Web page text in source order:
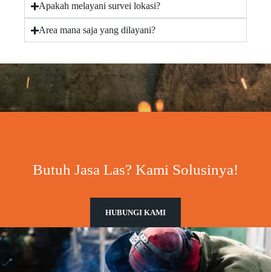
Apakah melayani survei lokasi?
Area mana saja yang dilayani?
Butuh Jasa Las? Kami Solusinya!
HUBUNGI KAMI